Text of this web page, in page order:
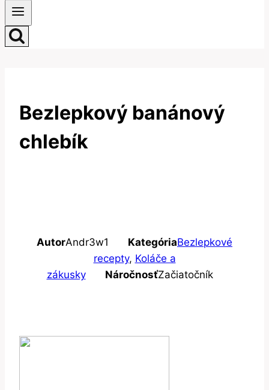
Bezlepkový banánový
chlebík
AutorAndr3w1 KategóriaBezlepkové
recepty, Koláče a
zákusky
NáročnosťZačiatočník